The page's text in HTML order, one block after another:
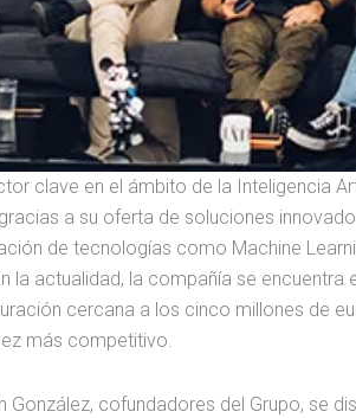
clave en el ámbito de la Inteligencia
a su oferta de soluciones
de tecnologías como Machine
la actualidad, la compañía se encuentra
cercana a los cinco millones de
más competitivo.
González, cofundadores del Grupo, se